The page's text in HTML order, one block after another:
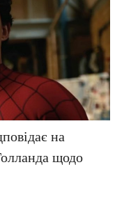
на
щодо